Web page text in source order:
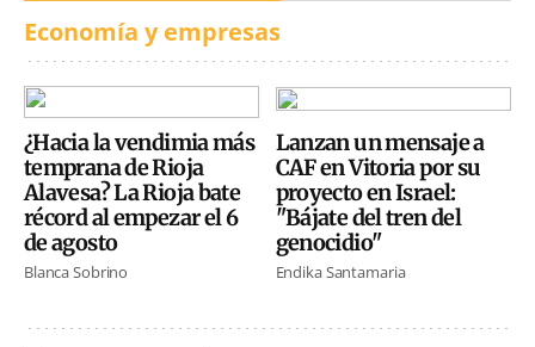
Economía y empresas
¿Hacia la vendimia más
temprana de Rioja
Alavesa? La Rioja bate
récord al empezar el 6
de agosto
Blanca Sobrino
Lanzan un mensaje a
CAF en Vitoria por su
proyecto en Israel:
"Bájate del tren del
genocidio"
Endika Santamaria